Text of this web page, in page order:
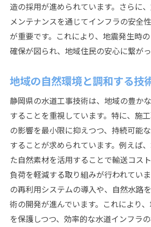
造の採用が進められています。さらに
メンテナンスを通じてインフラの安全
が重要です。これにより、地震発生時
確保が図られ、地域住民の安心に繋がっ
地域の自然環境と調和する技
静岡県の水道工事技術は、地域の豊か
することを重視しています。特に、施
の影響を最小限に抑えつつ、持続可能
することが求められています。例えば
た自然素材を活用することで輸送コス
負荷を軽減する取り組みが行われてい
の再利用システムの導入や、自然水路
術の開発が進んでいます。これにより
を保護しつつ、効率的な水道インフラ